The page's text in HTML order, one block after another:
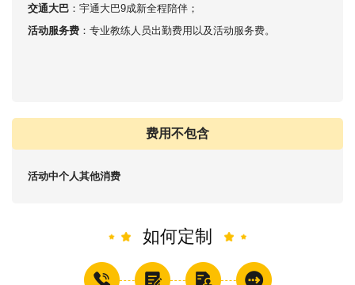
交通大巴 ：宇通大巴9成新全程陪伴；
活动服务费 ：专业教练人员出勤费用以及活动服务费。
费用不包含
活动中个人其他消费
如何定制